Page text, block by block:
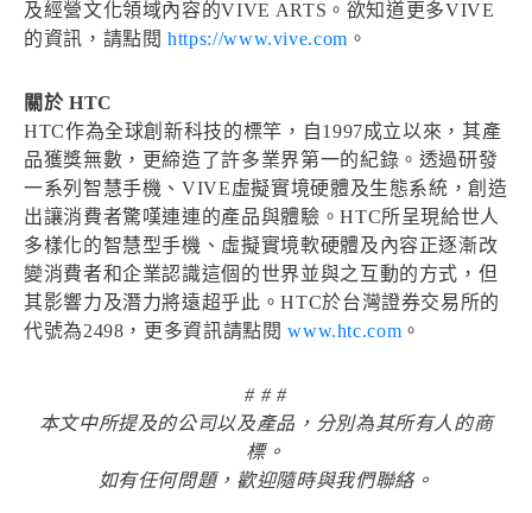
及經營文化領域內容的VIVE ARTS。欲知道更多VIVE
的資訊，請點閱https://www.vive.com 。
關於 HTC
HTC作為全球創新科技的標竿，自1997成立以來，其產
品獲獎無數，更締造了許多業界第一的紀錄。透過研發
一系列智慧手機、VIVE虛擬實境硬體及生態系統，創造
出讓消費者驚嘆連連的產品與體驗。HTC所呈現給世人
多樣化的智慧型手機、虛擬實境軟硬體及內容正逐漸改
變消費者和企業認識這個的世界並與之互動的方式，但
其影響力及潛力將遠超乎此。HTC於台灣證券交易所的
代號為2498，更多資訊請點閱www.htc.com 。
# # #
本文中所提及的公司以及產品，分別為其所有人的商
標。
如有任何問題，歡迎隨時與我們聯絡。